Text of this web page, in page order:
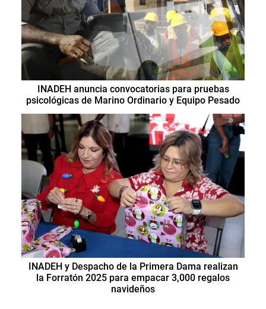
INADEH anuncia convocatorias para pruebas
psicológicas de Marino Ordinario y Equipo Pesado
INADEH y Despacho de la Primera Dama realizan
la Forratón 2025 para empacar 3,000 regalos
navideños